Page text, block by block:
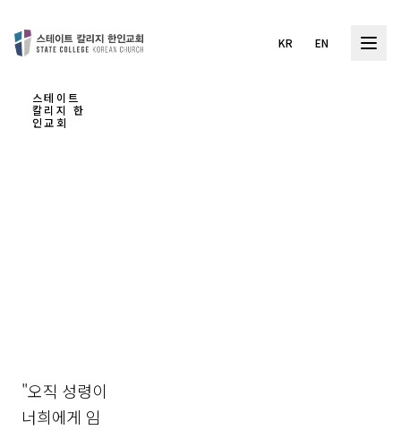
KR EN
스테이트
칼리지 한
인교회
"오직 성령이
너희에게 임